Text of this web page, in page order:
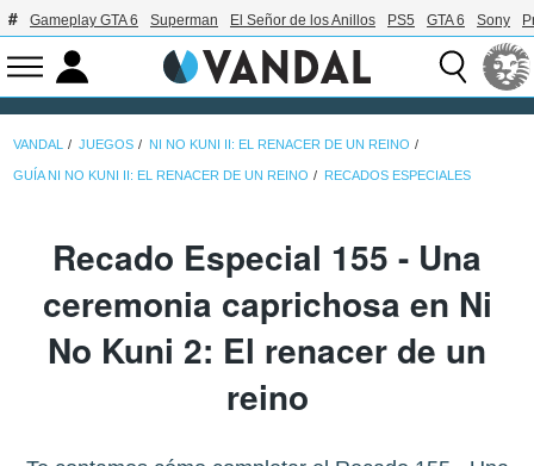
Gameplay GTA 6 Superman El Señor de los Anillos PS5 GTA 6 Sony
VANDAL JUEGOS NI NO KUNI II: EL RENACER DE UN REINO
GUÍA NI NO KUNI II: EL RENACER DE UN REINO RECADOS ESPECIALES
Recado Especial 155 - Una
ceremonia caprichosa en Ni
No Kuni 2: El renacer de un
reino